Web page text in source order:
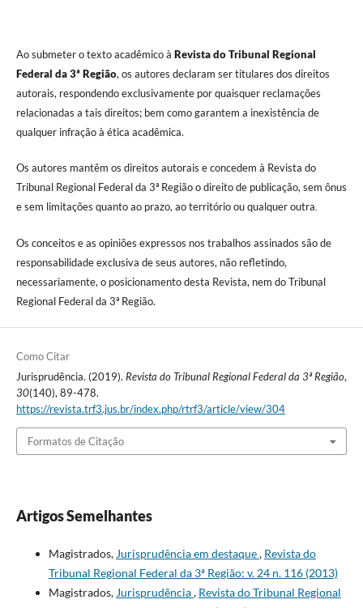
Ao submeter o texto acadêmico à Revista do Tribunal Regional
Federal da 3ª Região, os autores declaram ser titulares dos direitos
autorais, respondendo exclusivamente por quaisquer reclamações
relacionadas a tais direitos; bem como garantem a inexistência de
qualquer infração à ética acadêmica.
Os autores mantêm os direitos autorais e concedem à Revista do
Tribunal Regional Federal da 3ª Região o direito de publicação, sem ônus
e sem limitações quanto ao prazo, ao território ou qualquer outra
Os conceitos e as opiniões expressos nos trabalhos assinados são de
responsabilidade exclusiva de seus autores, não refletindo,
necessariamente, o posicionamento desta Revista, nem do Tribunal
Regional Federal da 3ª Região.
Como Citar
Jurisprudência. (2019). Revista do Tribunal Regional Federal da 3ª Região,
30(140), 89-478.
https://revista.trf3.jus.br/index.php/rtrf3/article/view/304
Formatos de Citação
Artigos Semelhantes
Magistrados, Jurisprudência em destaque, Revista do
Tribunal Regional Federal da 3ª Região: v. 24 n. 116 (2013)
Magistrados, Jurisprudência, Revista do Tribunal Regional